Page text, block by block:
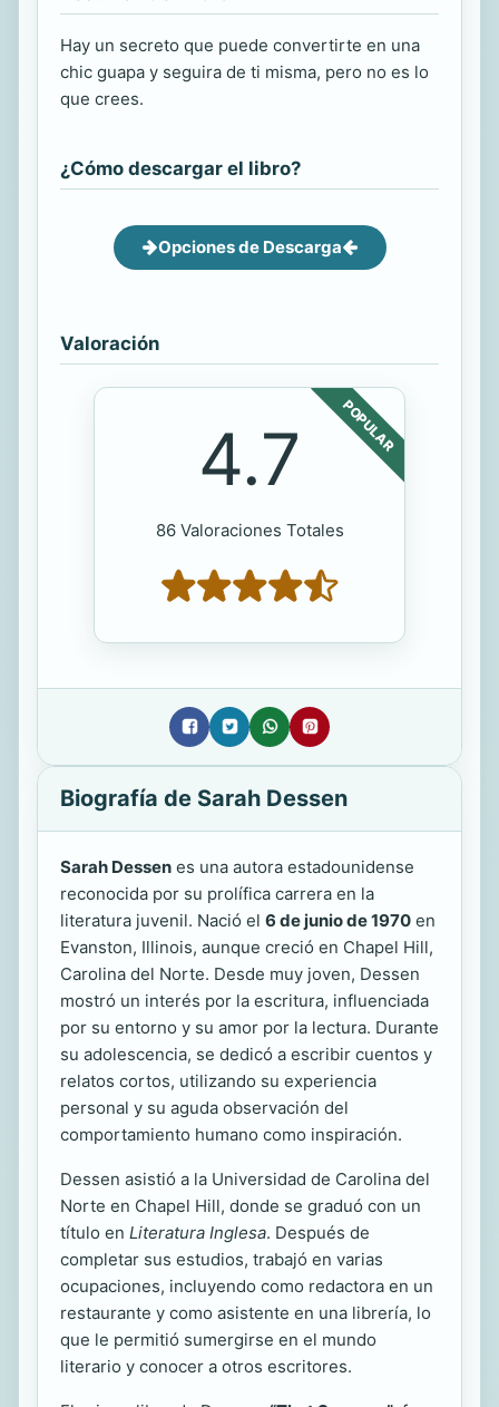
Hay un secreto que puede convertirte en una
chic guapa y seguira de ti misma, pero no es lo
que crees.
¿Cómo descargar el libro?
Opciones de Descarga
Valoración
POPULAR
4.7
86 Valoraciones Totales
Biografía de Sarah Dessen
Sarah Dessen es una autora estadounidense
reconocida por su prolífica carrera en la
literatura juvenil. Nació el 6 de junio de 1970 en
Evanston, Illinois, aunque creció en Chapel Hill,
Carolina del Norte. Desde muy joven, Dessen
mostró un interés por la escritura, influenciada
por su entorno y su amor por la lectura. Durante
su adolescencia, se dedicó a escribir cuentos y
relatos cortos, utilizando su experiencia
personal y su aguda observación del
comportamiento humano como inspiración.
Dessen asistió a la Universidad de Carolina del
Norte en Chapel Hill, donde se graduó con un
título en Literatura Inglesa. Después de
completar sus estudios, trabajó en varias
ocupaciones, incluyendo como redactora en un
restaurante y como asistente en una librería, lo
que le permitió sumergirse en el mundo
literario y conocer a otros escritores.